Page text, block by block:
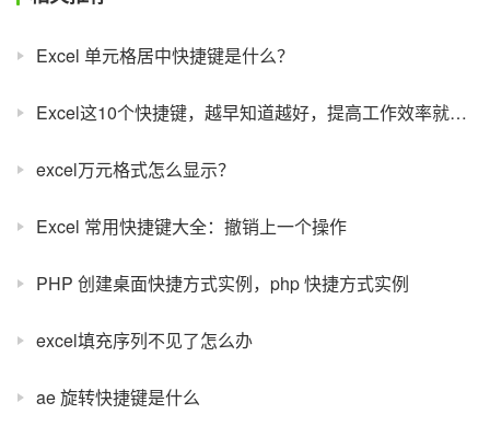
Excel 单元格居中快捷键是什么？
Excel这10个快捷键，越早知道越好，提高工作效率就是如此简单
excel万元格式怎么显示？
Excel 常用快捷键大全：撤销上一个操作
PHP 创建桌面快捷方式实例，php 快捷方式实例
excel填充序列不见了怎么办
ae 旋转快捷键是什么